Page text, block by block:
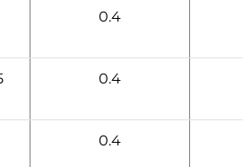
0.4
0.4
0.4